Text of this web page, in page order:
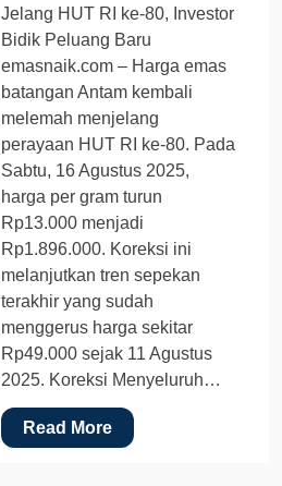
Jelang HUT RI ke-80, Investor
Bidik Peluang Baru
emasnaik.com – Harga emas
batangan Antam kembali
melemah menjelang
perayaan HUT RI ke-80. Pada
Sabtu, 16 Agustus 2025,
harga per gram turun
Rp13.000 menjadi
Rp1.896.000. Koreksi ini
melanjutkan tren sepekan
terakhir yang sudah
menggerus harga sekitar
Rp49.000 sejak 11 Agustus
2025. Koreksi Menyeluruh…
Read More